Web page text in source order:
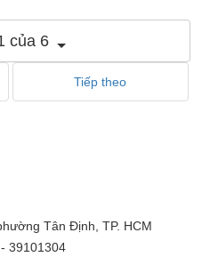
của 6
Tiếp theo
Tân Định, TP. HCM
39101304